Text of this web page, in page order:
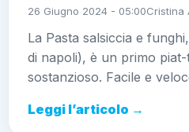
26 Giugno 2024 - 05:00Cristina
La Pasta salsiccia e
di napoli), è un primo
sostanzioso. Facile e
Leggi l’articolo →